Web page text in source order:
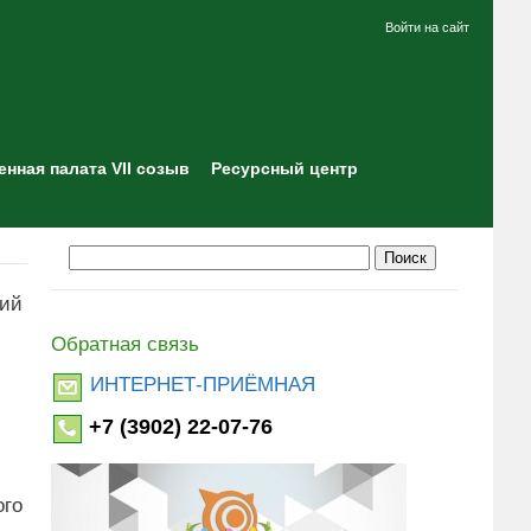
Войти на сайт
палата VII созыв Ресурсный центр
Обратная связь
ИНТЕРНЕТ-ПРИЁМНАЯ
+7 (3902) 22-07-76